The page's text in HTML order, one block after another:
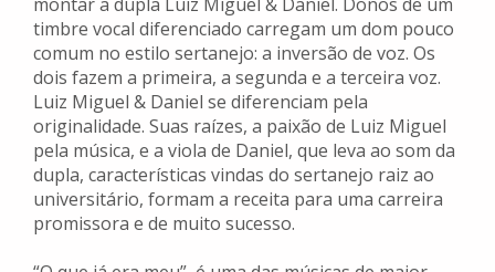
timbre vocal diferenciado carregam um dom pouco
comum no estilo sertanejo: a inversão de voz. Os
dois fazem a primeira, a segunda e a terceira voz.
Luiz Miguel & Daniel se diferenciam pela
originalidade. Suas raízes, a paixão de Luiz Miguel
pela música, e a viola de Daniel, que leva ao som da
dupla, características vindas do sertanejo raiz ao
universitário, formam a receita para uma carreira
promissora e de muito sucesso.